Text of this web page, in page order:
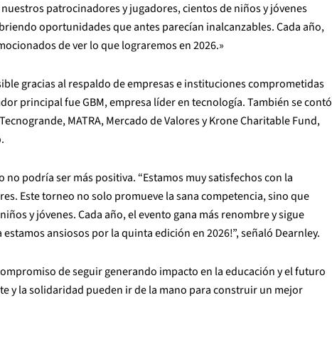
patrocinadores y jugadores, cientos de niños y jóvenes
oportunidades que antes parecían inalcanzables. Cada año,
de ver lo que lograremos en 2026.»
gracias al respaldo de empresas e instituciones comprometidas
principal fue GBM, empresa líder en tecnología. También se contó
MATRA, Mercado de Valores y Krone Charitable Fund,
no podría ser más positiva. “Estamos muy satisfechos con la
Este torneo no solo promueve la sana competencia, sino que
y jóvenes. Cada año, el evento gana más renombre y sigue
ansiosos por la quinta edición en 2026!”, señaló Dearnley.
de seguir generando impacto en la educación y el futuro
y la solidaridad pueden ir de la mano para construir un mejor